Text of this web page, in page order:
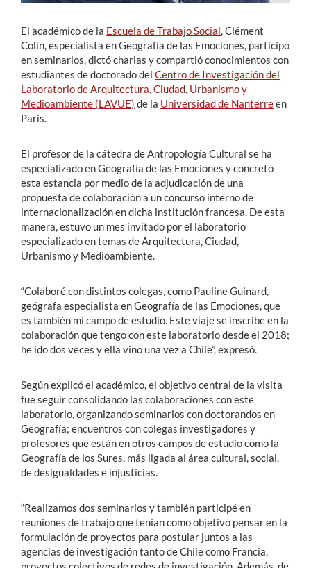
El académico de la Escuela de Trabajo Social , Clément
Colin, especialista en Geografía de las Emociones, participó
en seminarios, dictó charlas y compartió conocimientos con
estudiantes de doctorado del Centro de Investigación del
Laboratorio de Arquitectura, Ciudad, Urbanismo y
Medioambiente (LAVUE) de la Universidad de Nanterreen
Paris.
El profesor de la cátedra de Antropología Cultural se ha
especializado en Geografía de las Emociones y concretó
esta estancia por medio de la adjudicación de una
propuesta de colaboración a un concurso interno de
internacionalización en dicha institución francesa. De esta
manera, estuvo un mes invitado por el laboratorio
especializado en temas de Arquitectura, Ciudad,
Urbanismo y Medioambiente.
“Colaboré con distintos colegas, como Pauline Guinard,
geógrafa especialista en Geografía de las Emociones, que
es también mi campo de estudio. Este viaje se inscribe en la
colaboración que tengo con este laboratorio desde el 2018;
he ido dos veces y ella vino una vez a Chile”, expresó.
Según explicó el académico, el objetivo central de la visita
fue seguir consolidando las colaboraciones con este
laboratorio, organizando seminarios con doctorandos en
Geografía; encuentros con colegas investigadores y
profesores que están en otros campos de estudio como la
Geografía de los Sures, más ligada al área cultural, social,
de desigualdades e injusticias.
“Realizamos dos seminarios y también participé en
reuniones de trabajo que tenían como objetivo pensar en la
formulación de proyectos para postular juntos a las
agencias de investigación tanto de Chile como Francia,